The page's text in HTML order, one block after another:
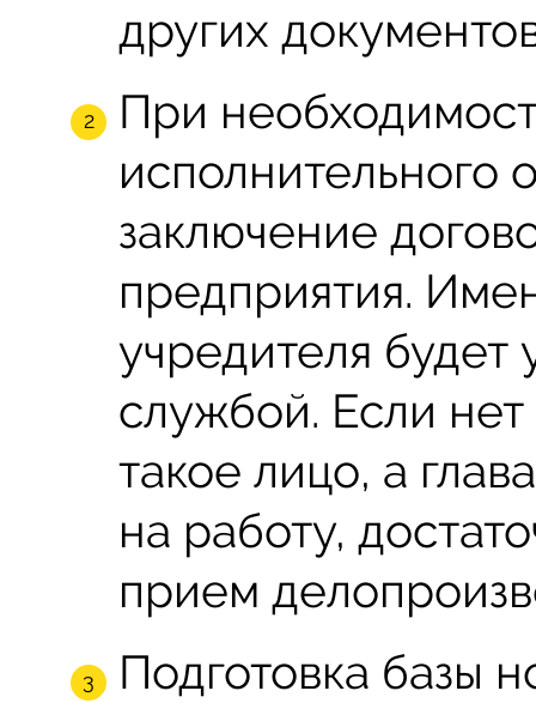
других
При
исполнительного
заключение
предприятия.
учредителя будет
службой. Если
такое лицо, а
на работу,
прием
Подготовка базы